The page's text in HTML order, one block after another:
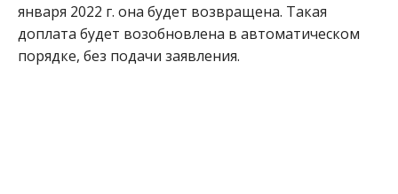
января 2022 г. она будет возвращена. Такая
доплата будет возобновлена в автоматическом
порядке, без подачи заявления.